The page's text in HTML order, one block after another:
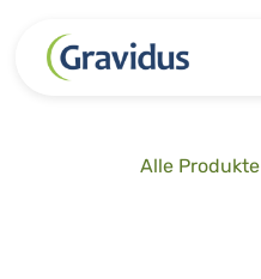
Alle Produkte